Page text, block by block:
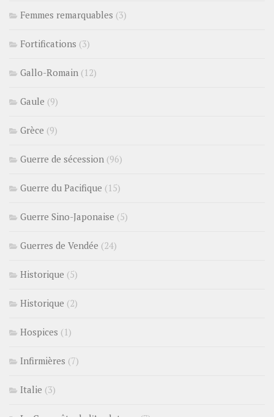
Femmes remarquables (3)
Fortifications (3)
Gallo-Romain (12)
Gaule (9)
Grèce (9)
Guerre de sécession (96)
Guerre du Pacifique (15)
Guerre Sino-Japonaise (5)
Guerres de Vendée (24)
Historique (5)
Historique (2)
Hospices (1)
Infirmières (7)
Italie (3)